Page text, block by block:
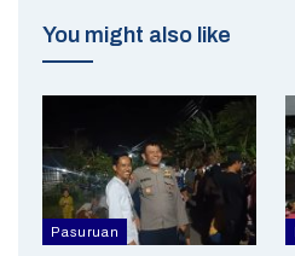
You might also like
Pasuruan